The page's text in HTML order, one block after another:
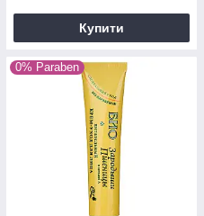
Купити
0% Paraben